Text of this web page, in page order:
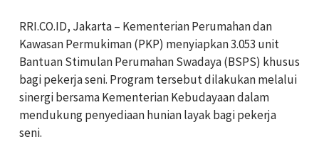
RRI.CO.ID, Jakarta – Kementerian Perumahan dan
Kawasan Permukiman (PKP) menyiapkan 3.053 unit
Bantuan Stimulan Perumahan Swadaya (BSPS) khusus
bagi pekerja seni. Program tersebut dilakukan melalui
sinergi bersama Kementerian Kebudayaan dalam
mendukung penyediaan hunian layak bagi pekerja
seni.